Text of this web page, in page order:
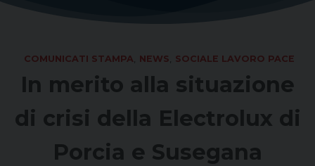
COMUNICATI STAMPA NEWS SOCIALE LAVORO PACE
In merito alla situazione
di crisi della Electrolux di
Porcia e Susegana